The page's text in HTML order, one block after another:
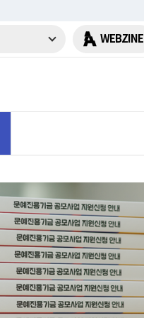
WEBZINE